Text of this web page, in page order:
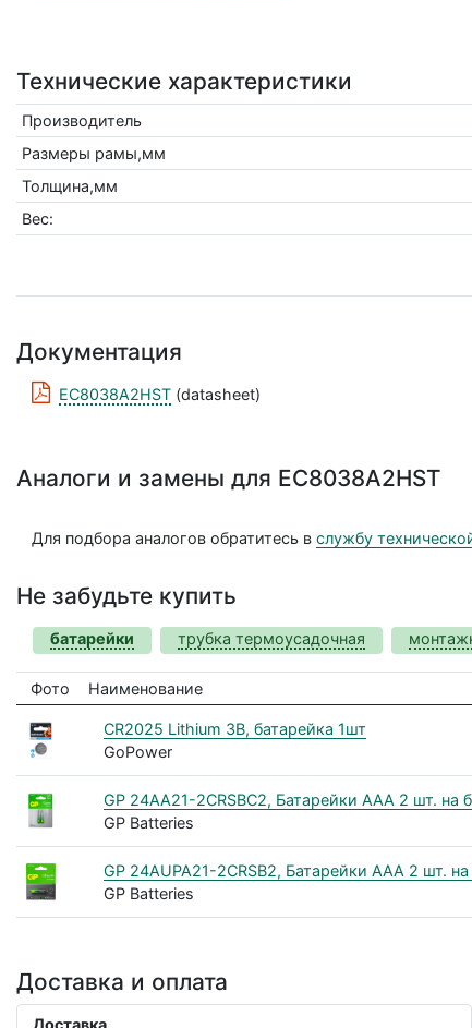
Технические характеристики
Производитель
Размеры рамы,мм
Толщина,мм
Вес:
Документация
EC8038A2HST (datasheet)
Аналоги и замены для EC8038A2HST
Для подбора аналогов обратитесь вслужбу
Не забудьте купить
батарейки трубка термоусадочная
Фото Наименование
CR2025 Lithium 3В, батарейка 1шт
GoPower
GP 24AA21-2CRSBC2, Батарейки ААA 2 шт. на
GP Batteries
GP 24AUPA21-2CRSB2, Батарейки AАA 2 шт.
GP Batteries
Доставка и оплата
Доставка